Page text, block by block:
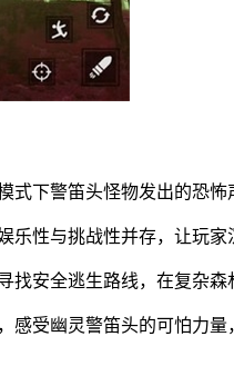
式下警笛头怪物发出的恐怖
乐性与挑战性并存，让玩家
找安全逃生路线，在复杂森
感受幽灵警笛头的可怕力量